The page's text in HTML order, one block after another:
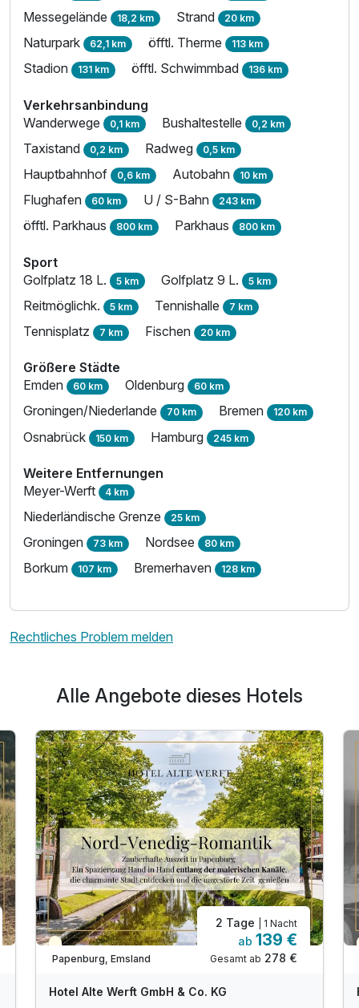
Messegelände 18,2 km Strand 20 km
Naturpark 62,1 km öfftl. Therme 113 km
Stadion 131 km öfftl. Schwimmbad 136 km
Verkehrsanbindung
Wanderwege 0,1 km Bushaltestelle 0,2 km
Taxistand 0,2 km Radweg 0,5 km
Hauptbahnhof 0,6 km Autobahn 10 km
Flughafen 60 km U / S-Bahn 243 km
öfftl. Parkhaus 800 km Parkhaus 800 km
Sport
Golfplatz 18 L. 5 km Golfplatz 9 L. 5 km
Reitmöglichk. 5 km Tennishalle 7 km
Tennisplatz 7 km Fischen 20 km
Größere Städte
Emden 60 km Oldenburg 60 km
Groningen/Niederlande 70 km Bremen 120 km
Osnabrück 150 km Hamburg 245 km
Weitere Entfernungen
Meyer-Werft 4 km
Niederländische Grenze 25 km
Groningen 73 km Nordsee 80 km
Borkum 107 km Bremerhaven 128 km
Rechtliches Problem melden
Alle Angebote dieses Hotels
Teilweise ausgelastet
Papenburg, Emsland
2 Tage | 1 Nacht
ab 139 €
Gesamt ab 278 €
Hotel Alte Werft GmbH & Co. KG